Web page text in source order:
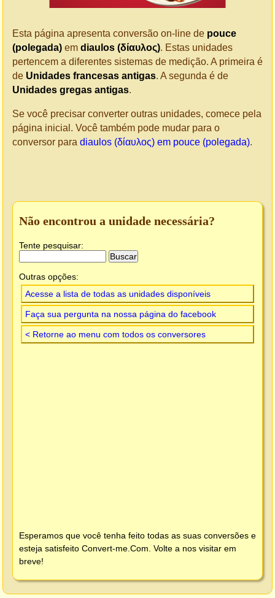
Esta página apresenta conversão on-line de pouce
(polegada) em diaulos (δίαυλος). Estas unidades
pertencem a diferentes sistemas de medição. A primeira é
de Unidades francesas antigas. A segunda é de
Unidades gregas antigas.
Se você precisar converter outras unidades, comece pela
página inicial. Você também pode mudar para o
conversor para diaulos (δίαυλος) em pouce (polegada).
Não encontrou a unidade necessária?
Tente pesquisar:
Outras opções:
Acesse a lista de todas as unidades disponíveis
Faça sua pergunta na nossa página do facebook
< Retorne ao menu com todos os conversores
Esperamos que você tenha feito todas as suas conversões e
esteja satisfeito Convert-me.Com . Volte a nos visitar em
breve!